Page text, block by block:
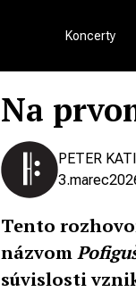
Koncerty
Na
PETER
3.marec
Tento
názvom
súvislosti